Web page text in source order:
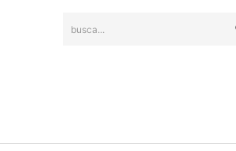
busca...